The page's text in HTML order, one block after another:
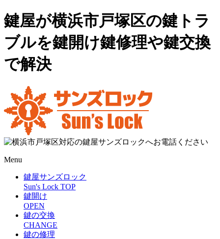
鍵屋が横浜市戸塚区の鍵トラ
ブルを鍵開け鍵修理や鍵交換
で解決
Menu
鍵屋サンズロック
Sun's Lock TOP
鍵開け
OPEN
鍵の交換
CHANGE
鍵の修理